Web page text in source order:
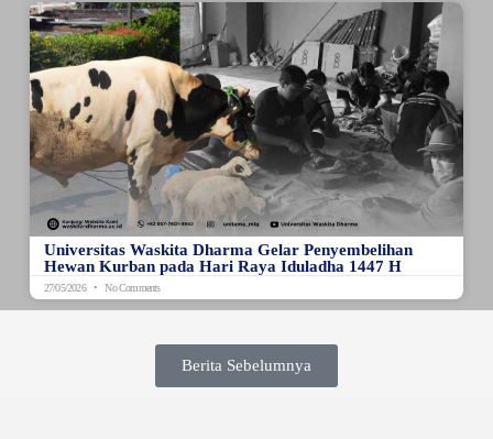
Universitas Waskita Dharma Gelar Penyembelihan
Hewan Kurban pada Hari Raya Iduladha 1447 H
27/05/2026 No Comments
Berita Sebelumnya